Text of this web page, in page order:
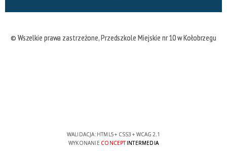
© Wszelkie prawa zastrzeżone,Przedszkole Miejskie nr 10 w Kołobrzegu
WALIDACJA: HTML5+ CSS3 + WCAG 2.1
WYKONANIE CONCEPTINTERMEDIA